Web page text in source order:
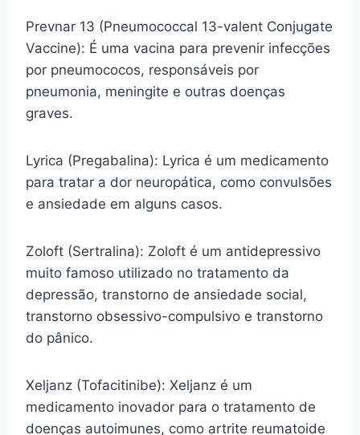
Prevnar 13 (Pneumococcal 13-valent Conjugate
Vaccine): É uma vacina para prevenir infecções
por pneumococos, responsáveis por
pneumonia, meningite e outras doenças
graves.
Lyrica (Pregabalina): Lyrica é um medicamento
para tratar a dor neuropática, como convulsões
e ansiedade em alguns casos.
Zoloft (Sertralina): Zoloft é um antidepressivo
muito famoso utilizado no tratamento da
depressão, transtorno de ansiedade social,
transtorno obsessivo-compulsivo e transtorno
do pânico.
Xeljanz (Tofacitinibe): Xeljanz é um
medicamento inovador para o tratamento de
doenças autoimunes, como artrite reumatoide